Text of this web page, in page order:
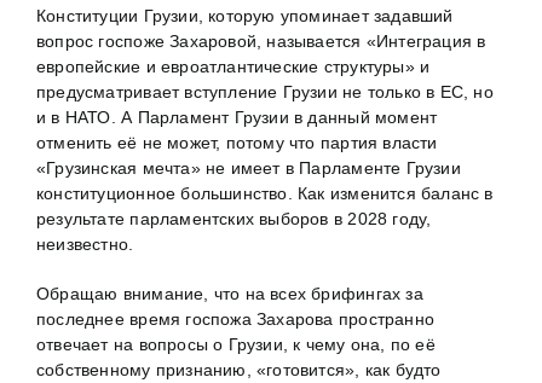
Конституции Грузии, которую упоминает задавший
вопрос госпоже Захаровой, называется «Интеграция в
европейские и евроатлантические структуры» и
предусматривает вступление Грузии не только в ЕС, но
и в НАТО. А Парламент Грузии в данный момент
отменить её не может, потому что партия власти
«Грузинская мечта» не имеет в Парламенте Грузии
конституционное большинство. Как изменится баланс в
результате парламентских выборов в 2028 году,
неизвестно.
Обращаю внимание, что на всех брифингах за
последнее время госпожа Захарова пространно
отвечает на вопросы о Грузии, к чему она, по её
собственному признанию, «готовится», как будто